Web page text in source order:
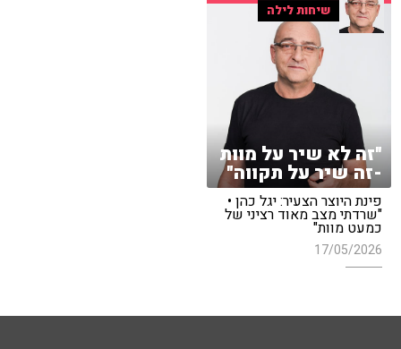
שיחות לילה
"זה לא שיר על מוות
-זה שיר על תקווה"
פינת היוצר הצעיר: יגל כהן •
"שרדתי מצב מאוד רציני של
כמעט מוות"
17/05/2026